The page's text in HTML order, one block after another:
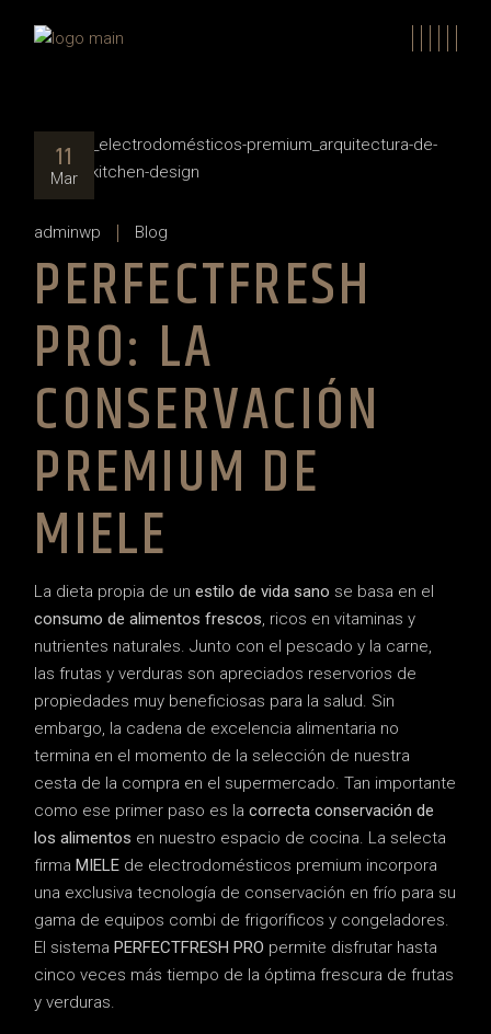
11
Mar
adminwp Blog
PERFECTFRESH
PRO: LA
CONSERVACIÓN
PREMIUM DE
MIELE
La dieta propia de unestilo de vida sano se basa en el
consumo de alimentos frescos, ricos en vitaminas y
nutrientes naturales. Junto con el pescado y la carne,
las frutas y verduras son apreciados reservorios de
propiedades muy beneficiosas para la salud. Sin
embargo, la cadena de excelencia alimentaria no
termina en el momento de la selección de nuestra
cesta de la compra en el supermercado. Tan importante
como ese primer paso es lacorrecta conservación de
los alimentos en nuestro espacio de cocina. La selecta
firmaMIELE de electrodomésticos premium incorpora
una exclusiva tecnología de conservación en frío para su
gama de equipos combi de frigoríficos y congeladores.
El sistemaPERFECTFRESH PRO permite disfrutar hasta
cinco veces más tiempo de la óptima frescura de frutas
y verduras.